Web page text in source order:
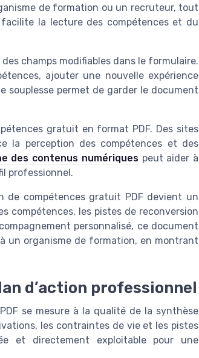
de formation ou un recruteur, tout
la lecture des compétences et du
champs modifiables dans le formulaire.
ajouter une nouvelle expérience
souplesse permet de garder le document
gratuit en format PDF. Des sites
la perception des compétences et des
des contenus numériquespeut aider à
professionnel.
de compétences gratuit PDF devient un
compétences, les pistes de reconversion
personnalisé, ce document
un organisme de formation, en montrant
d’action professionnel
se mesure à la qualité de la synthèse
les contraintes de vie et les pistes
et directement exploitable pour une